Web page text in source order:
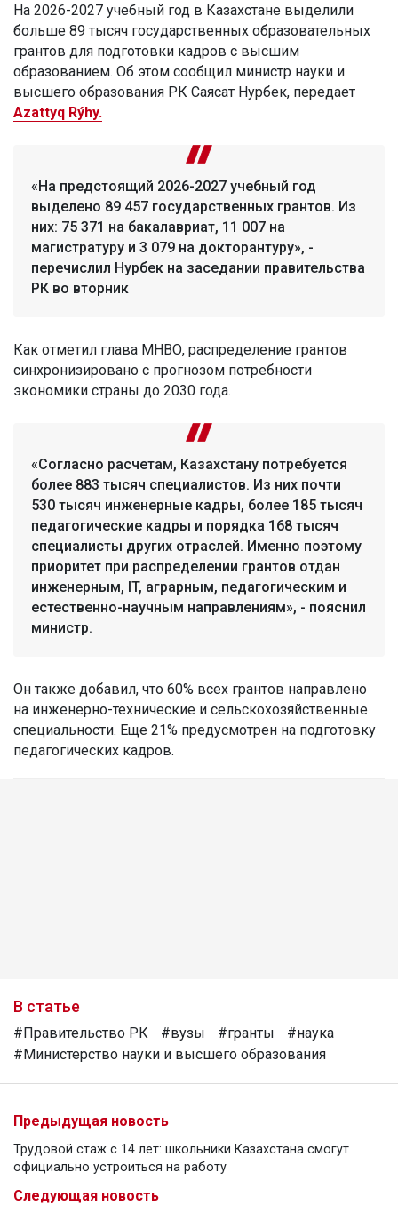
На 2026-2027 учебный год в Казахстане выделили
больше 89 тысяч государственных образовательных
грантов для подготовки кадров с высшим
образованием. Об этом сообщил министр науки и
высшего образования РК Саясат Нурбек, передает
Azattyq Rýhy.
«На предстоящий 2026-2027 учебный год
выделено 89 457 государственных грантов. Из
них: 75 371 на бакалавриат, 11 007 на
магистратуру и 3 079 на докторантуру», -
перечислил Нурбек на заседании правительства
РК во вторник
Как отметил глава МНВО, распределение грантов
синхронизировано с прогнозом потребности
экономики страны до 2030 года.
«Согласно расчетам, Казахстану потребуется
более 883 тысяч специалистов. Из них почти
530 тысяч инженерные кадры, более 185 тысяч
педагогические кадры и порядка 168 тысяч
специалисты других отраслей. Именно поэтому
приоритет при распределении грантов отдан
инженерным, IT, аграрным, педагогическим и
естественно-научным направлениям», - пояснил
министр.
Он также добавил, что 60% всех грантов направлено
на инженерно-технические и сельскохозяйственные
специальности. Еще 21% предусмотрен на подготовку
педагогических кадров.
В статье
#Правительство РК #вузы #гранты
#наука
#Министерство науки и высшего образования
Предыдущая новость
Трудовой стаж с 14 лет: школьники Казахстана смогут
официально устроиться на работу
Следующая новость